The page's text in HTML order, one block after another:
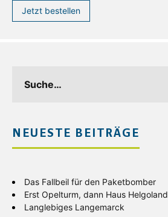
Jetzt bestellen
NEUESTE BEITRÄGE
Das Fallbeil für den Paketbomber
Erst Opelturm, dann Haus Helgoland
Langlebiges Langemarck